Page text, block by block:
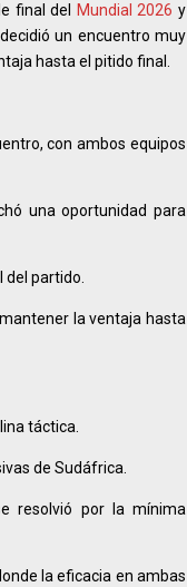
final del Mundial 2026 y
un encuentro muy
hasta el pitido final.
con ambos equipos
una oportunidad para
partido.
la ventaja hasta
táctica.
de Sudáfrica.
resolvió por la mínima
la eficacia en ambas